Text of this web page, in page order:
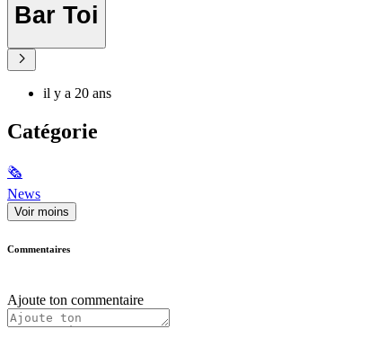
Bar Toi
il y a 20 ans
Catégorie
🗞
News
Voir moins
Commentaires
Ajoute ton commentaire